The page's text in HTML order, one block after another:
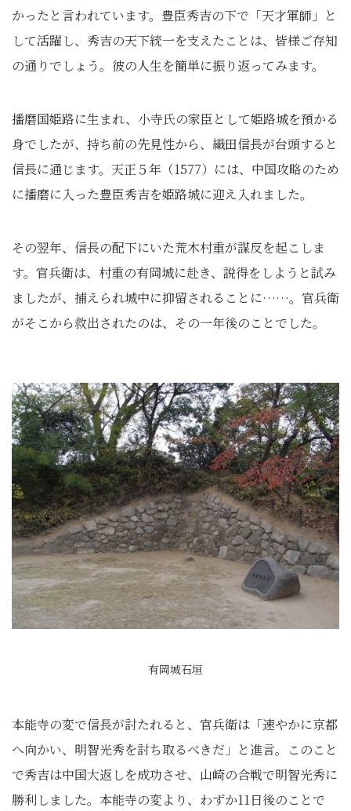
かったと言われています。豊臣秀吉の下で「天才軍師」と
して活躍し、秀吉の天下統一を支えたことは、皆様ご存知
の通りでしょう。彼の人生を簡単に振り返ってみます。
播磨国姫路に生まれ、小寺氏の家臣として姫路城を預かる
身でしたが、持ち前の先見性から、織田信長が台頭すると
信長に通じます。天正５年（1577）には、中国攻略のため
に播磨に入った豊臣秀吉を姫路城に迎え入れました。
その翌年、信長の配下にいた荒木村重が謀反を起こしま
す。官兵衛は、村重の有岡城に赴き、説得をしようと試み
ましたが、捕えられ城中に抑留されることに……。官兵衛
がそこから救出されたのは、その一年後のことでした。
有岡城石垣
本能寺の変で信長が討たれると、官兵衛は「速やかに京都
へ向かい、明智光秀を討ち取るべきだ」と進言。このこと
で秀吉は中国大返しを成功させ、山崎の合戦で明智光秀に
勝利しました。本能寺の変より、わずか11日後のことで